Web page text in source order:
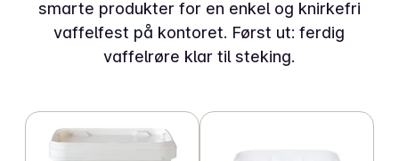
smarte produkter for en enkel og knirkefri
vaffelfest på kontoret. Først ut: ferdig
vaffelrøre klar til steking.